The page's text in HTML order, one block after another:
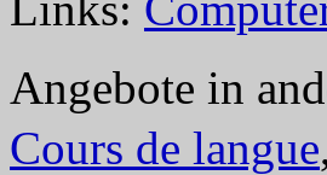
Angebote in
Cours de langue